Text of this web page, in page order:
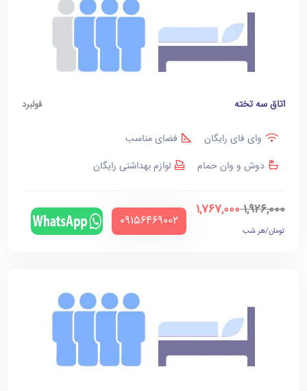
اتاق سه تخته فولبرد
وای فای رایگان
فضای مناسب
دوش و وان حمام
لوازم بهداشتی رایگان
1,926,000
1,767,000
تومان/هر شب
‪09156469002‬